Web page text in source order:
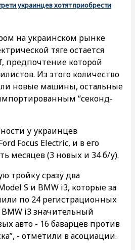
украинцев хотят приобрести
на украинском рынке
тяге остается
предпочтение которой
Из этого количество
новые машины, остальные
“секонд-
у украинцев
Focus Electric, и в его
месяцев (3 новых и 34 б/у).
тройку сразу два
S и BMW i3, которые за
по 24 регистрационных
i3 значительный
авто - 16 баварцев против
- отметили в асоциации.